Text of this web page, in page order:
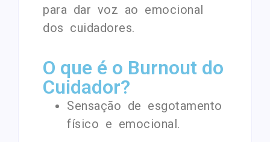
para dar voz ao emocional
dos cuidadores.
O que é o Burnout do
Cuidador?
Sensação de esgotamento
físico e emocional.